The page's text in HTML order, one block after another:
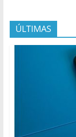
ÚLTIMAS